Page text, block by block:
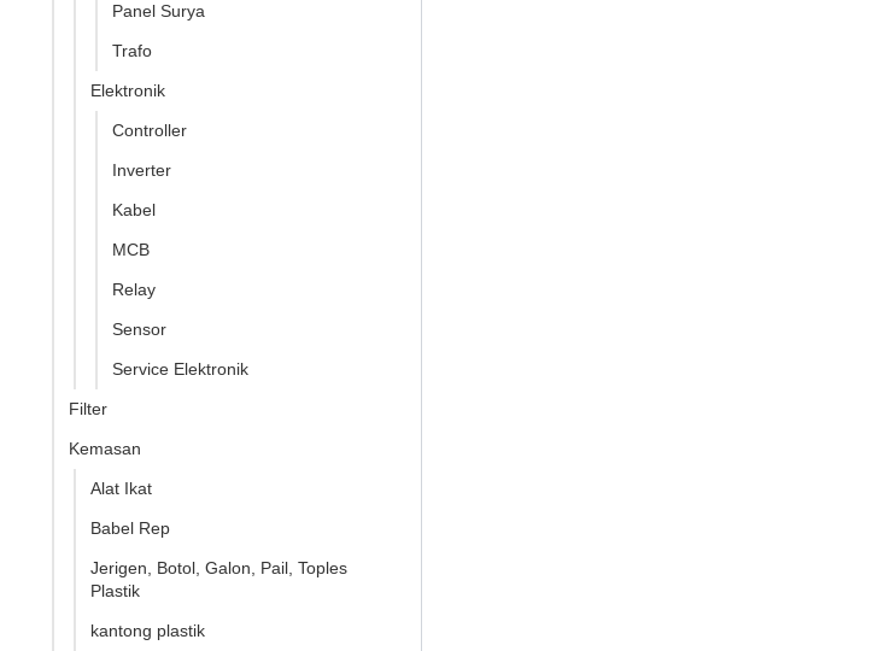
Panel Surya
Trafo
Elektronik
Controller
Inverter
Kabel
MCB
Relay
Sensor
Service Elektronik
Filter
Kemasan
Alat Ikat
Babel Rep
Jerigen, Botol, Galon, Pail, Toples
Plastik
kantong plastik